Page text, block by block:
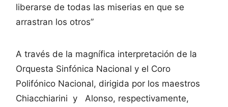
liberarse de todas las miserias en que se
arrastran los otros”
A través de la magnífica interpretación de la
Orquesta Sinfónica Nacional y el Coro
Polifónico Nacional, dirigida por los maestros
Chiacchiarini y Alonso, respectivamente,